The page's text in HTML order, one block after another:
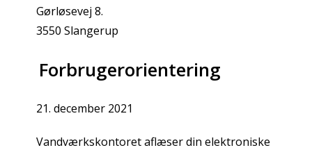
Gørløsevej 8.
3550 Slangerup
Forbrugerorientering
21. december 2021
Vandværkskontoret aflæser din elektroniske